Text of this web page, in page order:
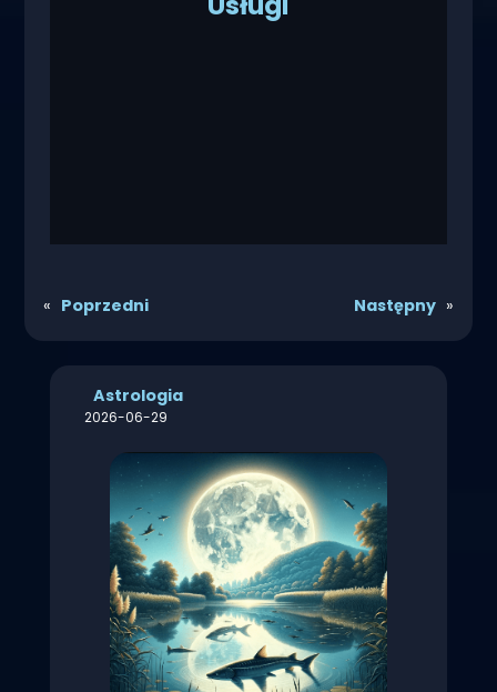
« Poprzedni Następny »
Astrologia
2026-06-29